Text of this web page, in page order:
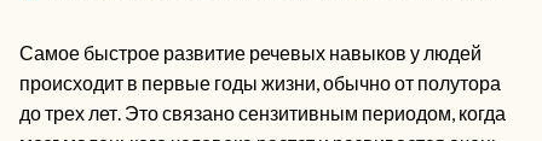
Самое быстрое развитие речевых навыков у людей
происходит в первые годы жизни, обычно от полутора
до трех лет. Это связано сензитивным периодом, когда